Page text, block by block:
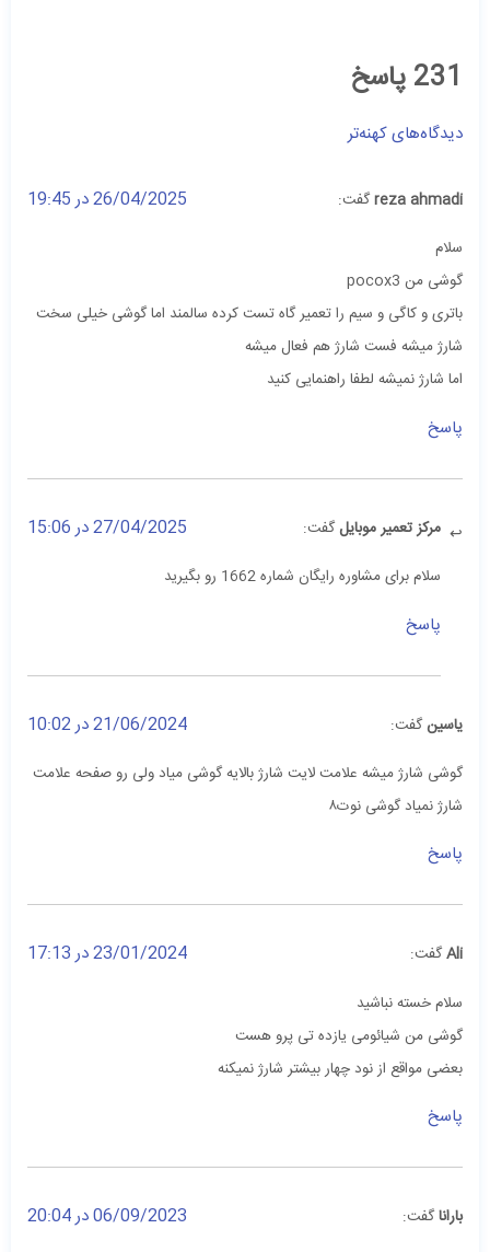
231 پاسخ
دیدگاه‌های کهنه‌تر
reza ahmadiگفت: 26/04/2025 در 19:45
سلام
گوشی من pocox3
باتری و کاگی و سیم را تعمیر گاه تست کرده سالمند اما گوشی خیلی سخت
شارژ میشه فست شارژ هم فعال میشه
اما شارژ نمیشه لطفا راهنمایی کنید
پاسخ
مرکز تعمیر موبایل گفت: 27/04/2025 در 15:06
سلام برای مشاوره رایگان شماره 1662 رو بگیرید
پاسخ
یاسین گفت: 21/06/2024 در 10:02
گوشی شارژ میشه علامت لایت شارژ بالایه گوشی میاد ولی رو صفحه علامت
شارژ نمیاد گوشی نوت۸
پاسخ
Aliگفت: 23/01/2024 در 17:13
سلام خسته نباشید
گوشی من شیائومی یازده تی پرو هست
بعضی مواقع از نود چهار بیشتر شارژ نمیکنه
پاسخ
باراناگفت: 06/09/2023 در 20:04